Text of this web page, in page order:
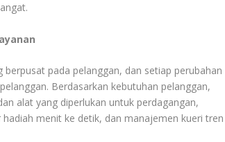
pada pelanggan, dan setiap perubahan
Berdasarkan kebutuhan pelanggan,
alat yang diperlukan untuk perdagangan,
menit ke detik, dan manajemen kueri tren